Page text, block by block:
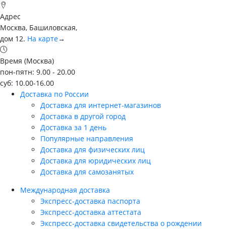
Адрес
Москва, Башиловская,
дом 12. На карте→
Время (Москва)
пон-пятн: 9.00 - 20.00
суб: 10.00-16.00
Доставка по России
Доставка для интернет-магазинов
Доставка в другой город
Доставка за 1 день
Популярные направления
Доставка для физических лиц
Доставка для юридических лиц
Доставка для самозанятых
Международная доставка
Экспресс-доставка паспорта
Экспресс-доставка аттестата
Экспресс-доставка свидетельства о рождении